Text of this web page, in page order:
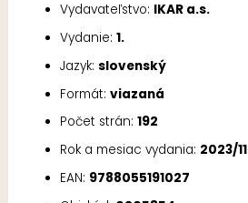
Vydavateľstvo: IKAR a.s.
Vydanie:1.
Jazyk:slovenský
Formát:viazaná
Počet strán:192
Rok a mesiac vydania: 2023/11
EAN: 9788055191027